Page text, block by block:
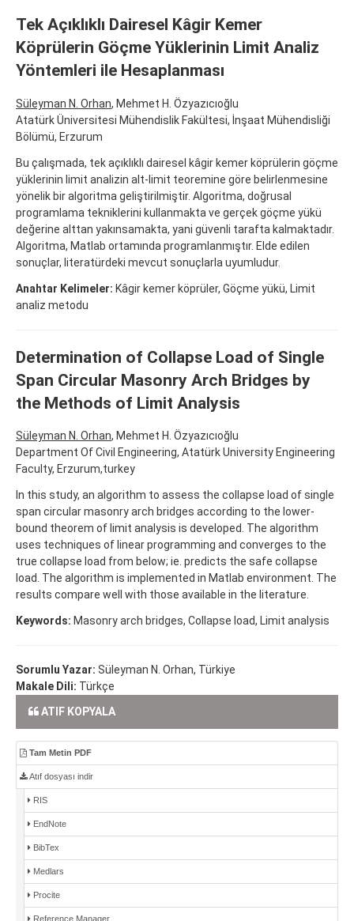
Tek Açıklıklı Dairesel Kâgir Kemer
Köprülerin Göçme Yüklerinin Limit Analiz
Yöntemleri ile Hesaplanması
Süleyman N. Orhan, Mehmet H. Özyazıcıoğlu
Atatürk Üniversitesi Mühendislik Fakültesi, İnşaat Mühendisliği
Bölümü, Erzurum
Bu çalışmada, tek açıklıklı dairesel kâgir kemer köprülerin göçme
yüklerinin limit analizin alt-limit teoremine göre belirlenmesine
yönelik bir algoritma geliştirilmiştir. Algoritma, doğrusal
programlama tekniklerini kullanmakta ve gerçek göçme yükü
değerine alttan yakınsamakta, yani güvenli tarafta kalmaktadır.
Algoritma, Matlab ortamında programlanmıştır. Elde edilen
sonuçlar, literatürdeki mevcut sonuçlarla uyumludur.
Anahtar Kelimeler: Kâgir kemer köprüler, Göçme yükü, Limit
analiz metodu
Determination of Collapse Load of Single
Span Circular Masonry Arch Bridges by
the Methods of Limit Analysis
Süleyman N. Orhan, Mehmet H. Özyazıcıoğlu
Department Of Civil Engineering, Atatürk University Engineering
Faculty, Erzurum,turkey
In this study, an algorithm to assess the collapse load of single
span circular masonry arch bridges according to the lower-
bound theorem of limit analysis is developed. The algorithm
uses techniques of linear programming and converges to the
true collapse load from below; ie. predicts the safe collapse
load. The algorithm is implemented in Matlab environment. The
results compare well with those available in the literature.
Keywords: Masonry arch bridges, Collapse load, Limit analysis
Sorumlu Yazar: Süleyman N. Orhan, Türkiye
Makale Dili: Türkçe
ATIF KOPYALA
Tam Metin PDF
Atıf dosyası indir
RIS
EndNote
BibTex
Medlars
Procite
Reference Manager